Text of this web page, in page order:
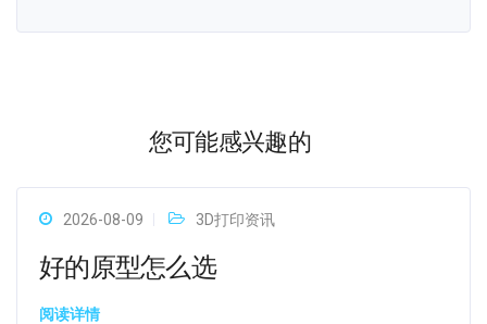
您可能感兴趣的
2026-08-09 3D打印资讯
好的原型怎么选
阅读详情